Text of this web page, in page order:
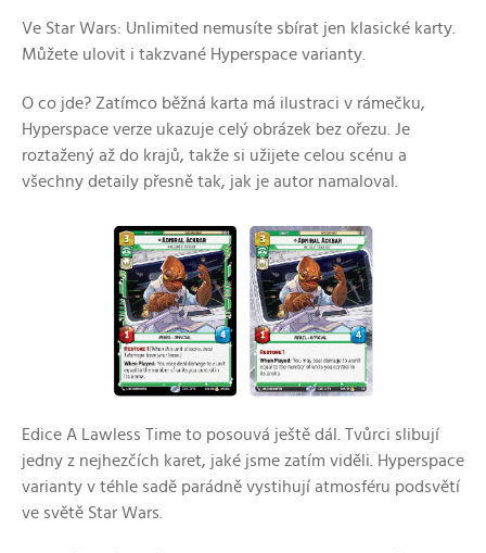
Ve Star Wars: Unlimited nemusíte sbírat jen klasické karty.
Můžete ulovit i takzvané Hyperspace varianty.
O co jde? Zatímco běžná karta má ilustraci v rámečku,
Hyperspace verze ukazuje celý obrázek bez ořezu. Je
roztažený až do krajů, takže si užijete celou scénu a
všechny detaily přesně tak, jak je autor namaloval.
Edice A Lawless Time to posouvá ještě dál. Tvůrci slibují
jedny z nejhezčích karet, jaké jsme zatím viděli. Hyperspace
varianty v téhle sadě parádně vystihují atmosféru podsvětí
ve světě Star Wars.